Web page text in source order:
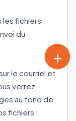
les fichiers
du
le courriel et
verrez
au fond de
fichiers :